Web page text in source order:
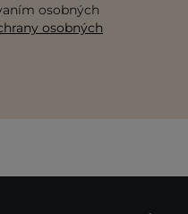
osobných
osobných